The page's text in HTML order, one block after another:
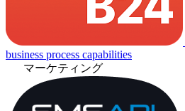
business process capabilities
マーケティング